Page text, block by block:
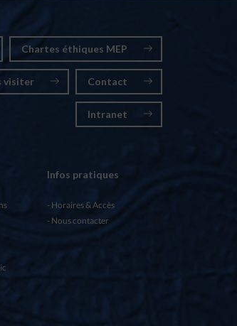
Chartes éthiques MEP
visiter Contact
Intranet
Infos pratiques
Horaires & Accès
Nous contacter